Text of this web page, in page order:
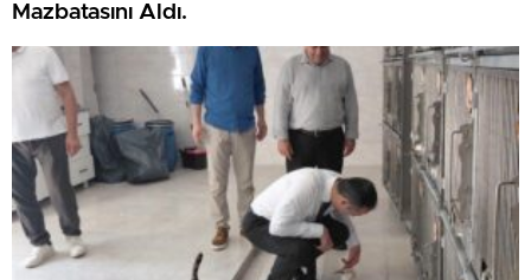
Mazbatasını Aldı.